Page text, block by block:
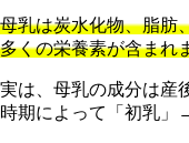
母乳は炭水化物、脂肪
多くの栄養素が含まれ
実は、母乳の成分は産
時期によって「初乳」